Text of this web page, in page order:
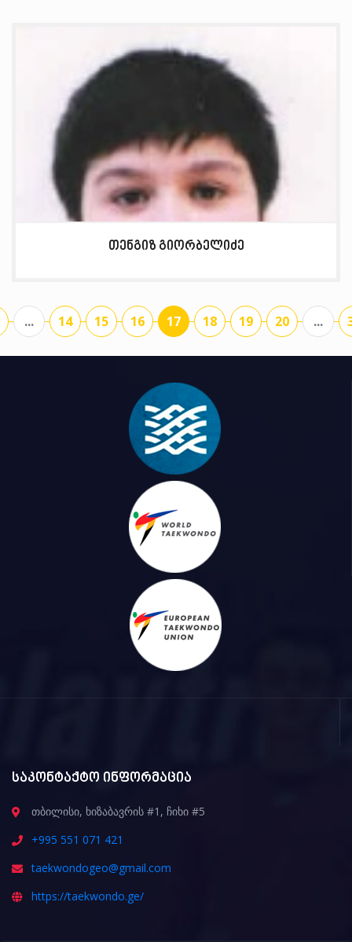
თენგიზ გიორბელიძე
... 14 15 16 17 18 19 20 ...
საკონტაქტო ინფორმაცია
თბილისი, ხიზაბავრის #1, ჩიხი #5
+995 551 071 421
taekwondogeo@gmail.com
https://taekwondo.ge/